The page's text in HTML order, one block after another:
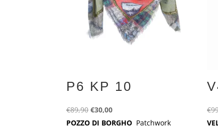
P6 KP 10
€89,90 Ursprünglicher
Preis
€30,00Aktueller
Preis
POZZO DI BORGHO Patchwork
€